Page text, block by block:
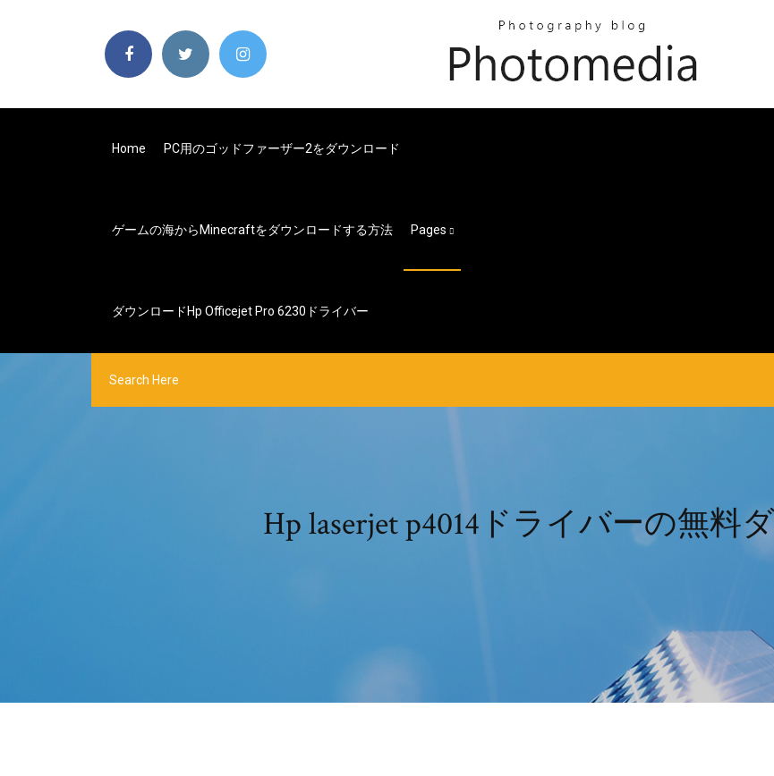
Home PC用のゴッドファーザー2をダウンロード
ゲームの海からMinecraftをダウンロードする方法 Pages
ダウンロードhp Officejet Pro 6230ドライバー
Hp laserjet p4014ドライバーの無料